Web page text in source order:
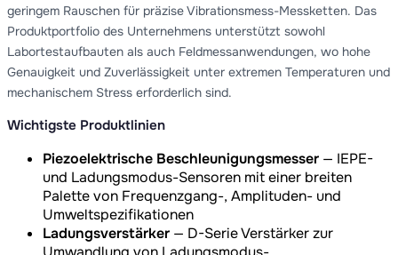
geringem Rauschen für präzise Vibrationsmess-Messketten. Das
Produktportfolio des Unternehmens unterstützt sowohl
Labortestaufbauten als auch Feldmessanwendungen, wo hohe
Genauigkeit und Zuverlässigkeit unter extremen Temperaturen und
mechanischem Stress erforderlich sind.
Wichtigste Produktlinien
Piezoelektrische Beschleunigungsmesser — IEPE-
und Ladungsmodus-Sensoren mit einer breiten
Palette von Frequenzgang-, Amplituden- und
Umweltspezifikationen
Ladungsverstärker — D-Serie Verstärker zur